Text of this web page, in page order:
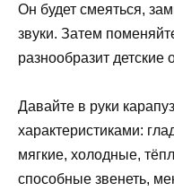
Он будет смеяться,
звуки. Затем
разнообразит
Давайте в руки
характеристиками:
мягкие, холодные,
способные звенеть,